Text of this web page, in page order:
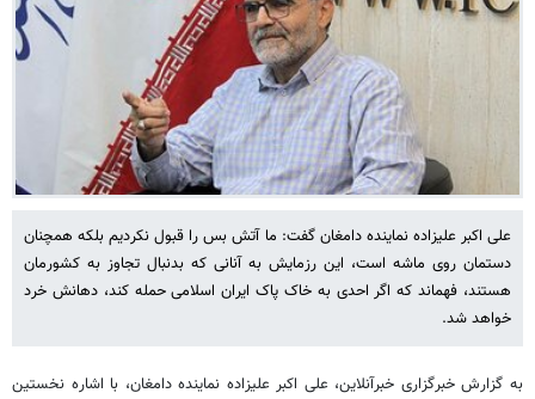
علی اکبر علیزاده نماینده دامغان گفت: ما آتش بس را قبول نکردیم بلکه همچنان
دستمان روی ماشه است، این رزمایش به آنانی که بدنبال تجاوز به کشورمان
هستند، فهماند که اگر احدی به خاک پاک ایران اسلامی حمله کند، دهانش خرد
خواهد شد.
به گزارش خبرگزاری خبرآنلاین، علی اکبر علیزاده نماینده دامغان، با اشاره نخستین